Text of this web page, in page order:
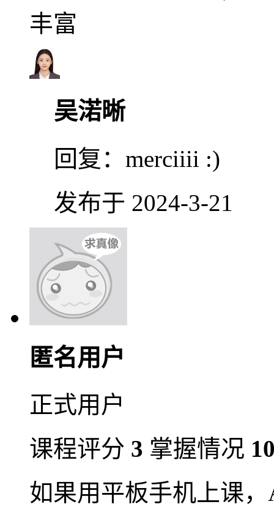
丰富
吴渃晰
回复： merciiii :)
发布于 2024-3-21
匿名用户
正式用户
课程评分 3 掌握情况
如果用平板手机上课